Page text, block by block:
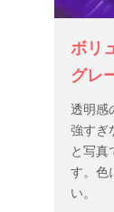
ボリ
グレ
透明感
強すぎ
と写真
す。色
い。